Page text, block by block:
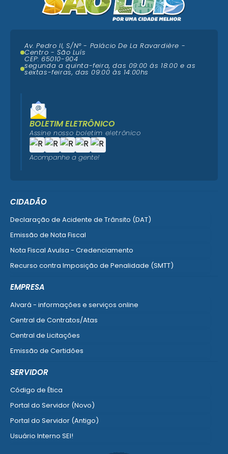
CIDADÃO
Declaração de Acidente de Trânsito (DAT)
Emissão de Nota Fiscal
Nota Fiscal Avulsa - Credenciamento
Recurso contra Imposição de Penalidade (SMTT)
EMPRESA
Alvará - informações e serviços online
Central de Contratos/Atas
Central de Licitações
Emissão de Certidões
SERVIDOR
Código de Ética
Portal do Servidor (Novo)
Portal do Servidor (Antigo)
Usuário Interno SEI!
Av. Pedro II, S/N° - Palácio De La Ravardière -
Centro - São Luís
CEP: 65010-904
segunda a quinta-feira, das 09:00 ás 18:00 e as
sextas-feiras, das 09:00 às 14:00hs
BOLETIM ELETRÔNICO
Assine nosso boletim eletrônico
Acompanhe a gente!